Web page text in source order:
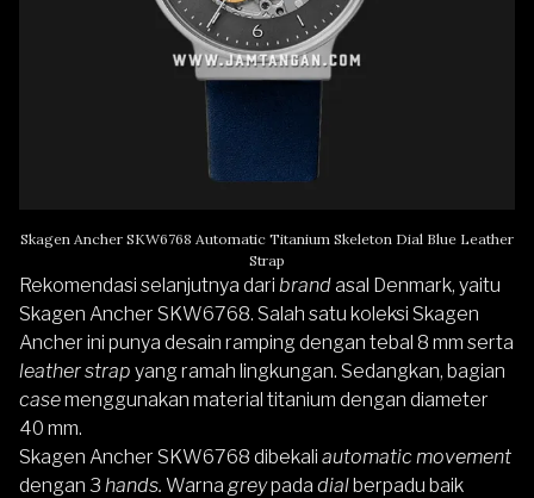
Skagen Ancher SKW6768 Automatic Titanium Skeleton Dial Blue Leather
Strap
Rekomendasi selanjutnya dari brandasal Denmark, yaitu
Skagen Ancher SKW6768. Salah satu koleksi Skagen
Ancher ini punya desain ramping dengan tebal 8 mm serta
leather strap yang ramah lingkungan. Sedangkan, bagian
casemenggunakan material titanium dengan diameter
40 mm.
Skagen Ancher SKW6768 dibekali automatic movement
dengan 3 hands. Warna greypada dialberpadu baik